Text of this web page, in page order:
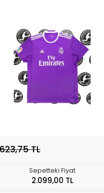
TL
Sepetteki Fiyat
2.099,00 TL